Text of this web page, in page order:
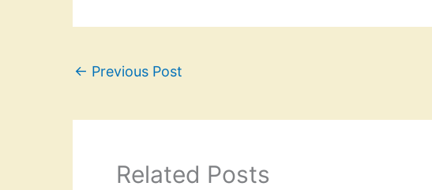
← Previous Post
Related Posts